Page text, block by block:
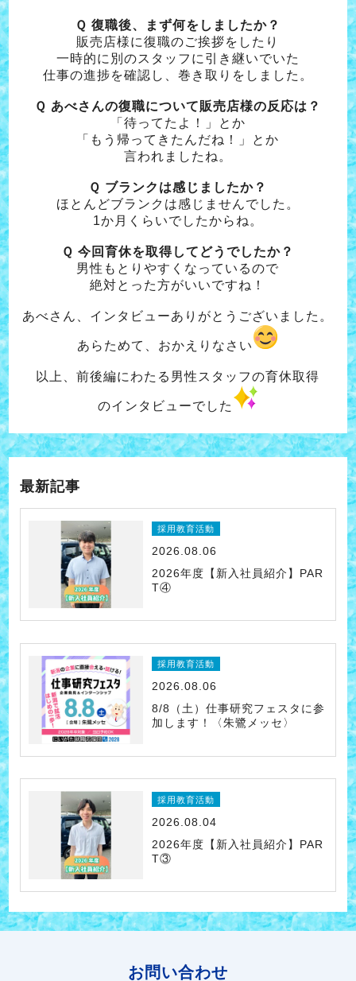
Ｑ 復職後、まず何をしましたか？
販売店様に復職のご挨拶をしたり
一時的に別のスタッフに引き継いでいた
仕事の進捗を確認し、 巻き取りをしました。
Ｑ あべさんの復職について販売店様の反応は？
「待ってたよ！」とか
「もう帰ってきたんだね！」とか
言われましたね。
Ｑ ブランクは感じましたか？
ほとんどブランクは感じませんでした。
1か月くらいでしたからね。
Ｑ 今回育休を取得してどうでしたか？
男性もとりやすくなっているので
絶対とった方がいいですね！
あべさん、インタビューありがとうございました。
あらためて、おかえりなさい
以上、前後編にわたる男性スタッフの育休取得
のインタビューでした
最新記事
採用教育活動
2026.08.06
2026年度【新入社員紹介】PAR
T④
採用教育活動
2026.08.06
8/8（土）仕事研究フェスタに参
加します！〈朱鷺メッセ〉
採用教育活動
2026.08.04
2026年度【新入社員紹介】PAR
T③
お問い合わせ